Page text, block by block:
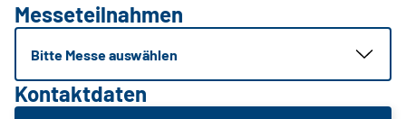
Messeteilnahmen
Bitte Messe auswählen
Kontaktdaten